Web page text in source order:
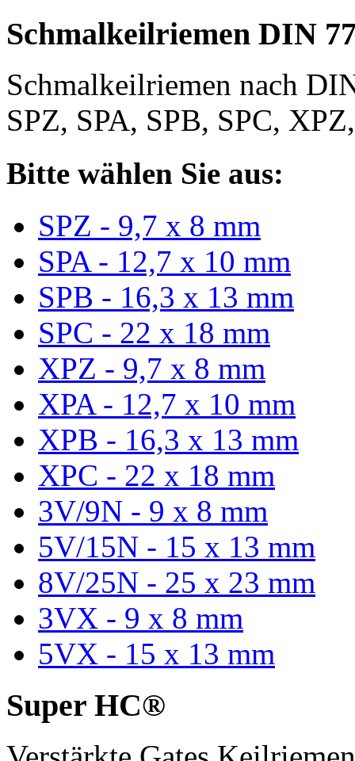
Schmalkeilriemen DIN
Schmalkeilriemen nach
SPZ, SPA, SPB, SPC,
Bitte wählen Sie aus:
SPZ - 9,7 x 8 mm
SPA - 12,7 x 10 mm
SPB - 16,3 x 13 mm
SPC - 22 x 18 mm
XPZ - 9,7 x 8 mm
XPA - 12,7 x 10 mm
XPB - 16,3 x 13 mm
XPC - 22 x 18 mm
3V/9N - 9 x 8 mm
5V/15N - 15 x 13 mm
8V/25N - 25 x 23 mm
3VX - 9 x 8 mm
5VX - 15 x 13 mm
Super HC®